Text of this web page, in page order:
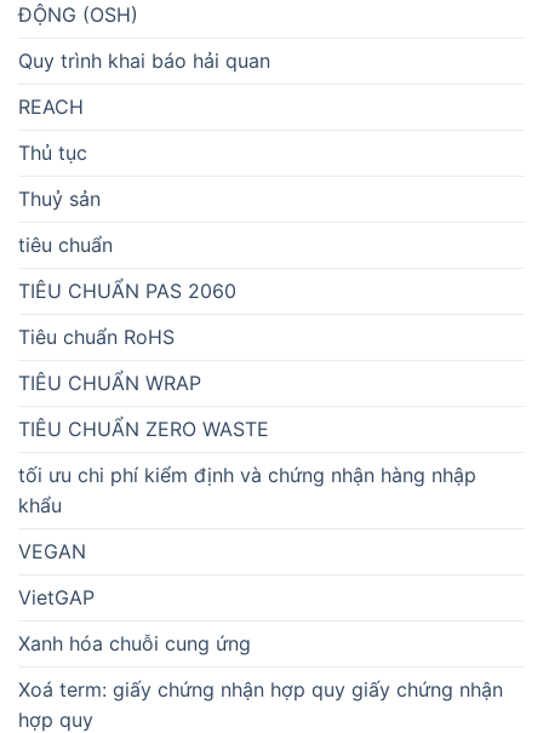
ĐỘNG (OSH)
Quy trình khai báo hải quan
REACH
Thủ tục
Thuỷ sản
tiêu chuẩn
TIÊU CHUẨN PAS 2060
Tiêu chuẩn RoHS
TIÊU CHUẨN WRAP
TIÊU CHUẨN ZERO WASTE
tối ưu chi phí kiểm định và chứng nhận hàng nhập
khẩu
VEGAN
VietGAP
Xanh hóa chuỗi cung ứng
Xoá term: giấy chứng nhận hợp quy giấy chứng nhận
hợp quy